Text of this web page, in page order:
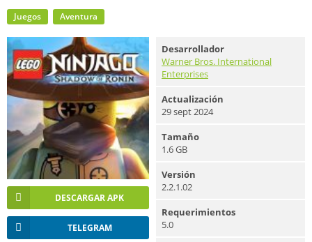
Juegos Aventura
DESCARGAR APK
TELEGRAM
Desarrollador
Warner Bros. International
Enterprises
Actualización
29 sept 2024
Tamaño
1.6 GB
Versión
2.2.1.02
Requerimientos
5.0